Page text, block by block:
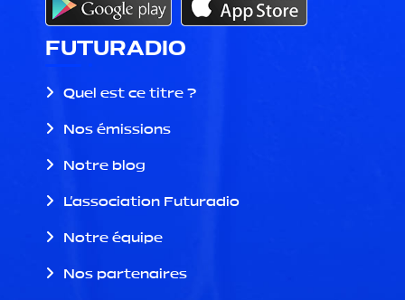
FUTURADIO
Quel est ce titre ?
Nos émissions
Notre blog
L'association Futuradio
Notre équipe
Nos partenaires